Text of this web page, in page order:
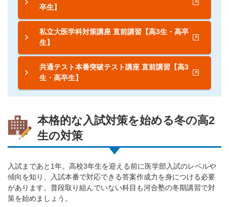
卒生】
私立大医学科対策講座 直前講習【高3生・高卒
生】
共通テスト本番突破テスト講座 直前講習【高3
生・高卒生】
本格的な入試対策を始める冬の高2
生の対策
入試まであと1年。高校3年生を迎える前に医学部入試のレベルや
傾向を知り、入試本番で対応できる答案作成力を身につける必要
があります。普段取り組んでいない科目も河合塾の冬期講習で対
策を始めましょう。